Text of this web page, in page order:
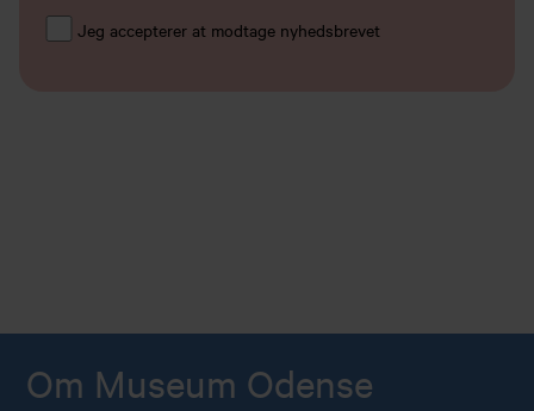
Jeg accepterer at modtage nyhedsbrevet
Om Museum Odense